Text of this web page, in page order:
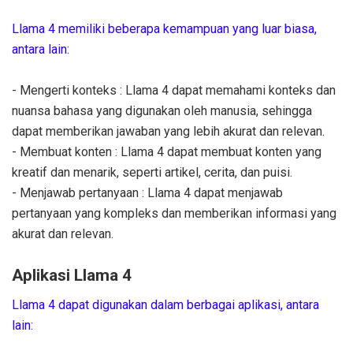
Llama 4 memiliki beberapa kemampuan yang luar biasa,
antara lain:
- Mengerti konteks : Llama 4 dapat memahami konteks dan
nuansa bahasa yang digunakan oleh manusia, sehingga
dapat memberikan jawaban yang lebih akurat dan relevan.
- Membuat konten : Llama 4 dapat membuat konten yang
kreatif dan menarik, seperti artikel, cerita, dan puisi.
- Menjawab pertanyaan : Llama 4 dapat menjawab
pertanyaan yang kompleks dan memberikan informasi yang
akurat dan relevan.
Aplikasi Llama 4
Llama 4 dapat digunakan dalam berbagai aplikasi, antara
lain: